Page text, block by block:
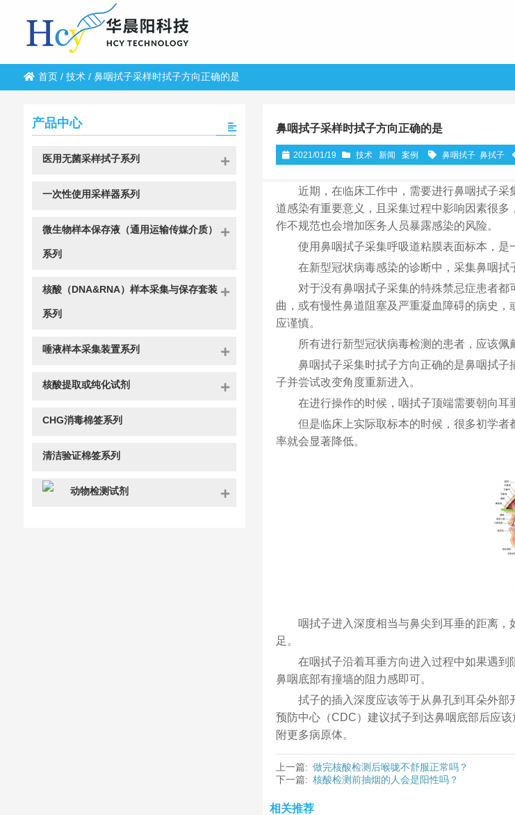
首页/ 技术/ 鼻咽拭子采样时拭子方向正确的是
鼻咽拭子采样时拭子方向正确的是
2021/01/19 技术 新闻 案例 鼻咽拭子 鼻拭子
近期，在临床工作中，需要进行鼻咽拭子
道感染有重要意义，且采集过程中影响因素很
作不规范也会增加医务人员暴露感染的风险。
使用鼻咽拭子采集呼吸道粘膜表面标本，是
在新型冠状病毒感染的诊断中，采集鼻咽拭
对于没有鼻咽拭子采集的特殊禁忌症患者
曲，或有慢性鼻道阻塞及严重凝血障碍的病史
应谨慎。
所有进行新型冠状病毒检测的患者，应该佩
鼻咽拭子采集时拭子方向正确的是鼻咽拭
子并尝试改变角度重新进入。
在进行操作的时候，咽拭子顶端需要朝向耳
但是临床上实际取标本的时候，很多初学
率就会显著降低。
咽拭子进入深度相当与鼻尖到耳垂的距离
足。
在咽拭子沿着耳垂方向进入过程中如果遇
鼻咽底部有撞墙的阻力感即可。
拭子的插入深度应该等于从鼻孔到耳朵外
预防中心（CDC）建议拭子到达鼻咽底部后应
附更多病原体。
上一篇: 做完核酸检测后喉咙不舒服正常吗？
下一篇: 核酸检测前抽烟的人会是阳性吗？
相关推荐
产品中心
医用无菌采样拭子系列
一次性使用采样器系列
微生物样本保存液（通用运输传媒介质）
系列
核酸（DNA&RNA）样本采集与保存套装
系列
唾液样本采集装置系列
核酸提取或纯化试剂
CHG消毒棉签系列
清洁验证棉签系列
动物检测试剂